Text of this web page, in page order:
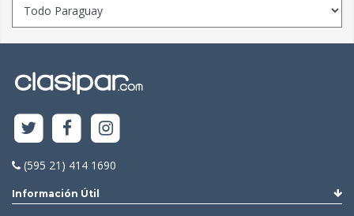
(595 21) 414 1690
Información Útil